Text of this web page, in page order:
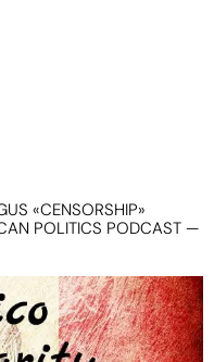
«CENSORSHIP»
POLITICS PODCAST —